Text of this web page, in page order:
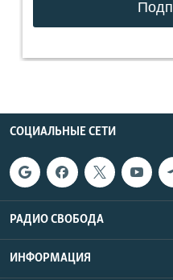
СОЦИАЛЬНЫЕ СЕТИ
РАДИО СВОБОДА
ИНФОРМАЦИЯ